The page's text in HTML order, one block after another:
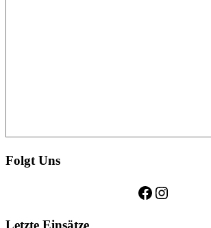
Folgt Uns
Facebook
Instagram
Letzte Einsätze